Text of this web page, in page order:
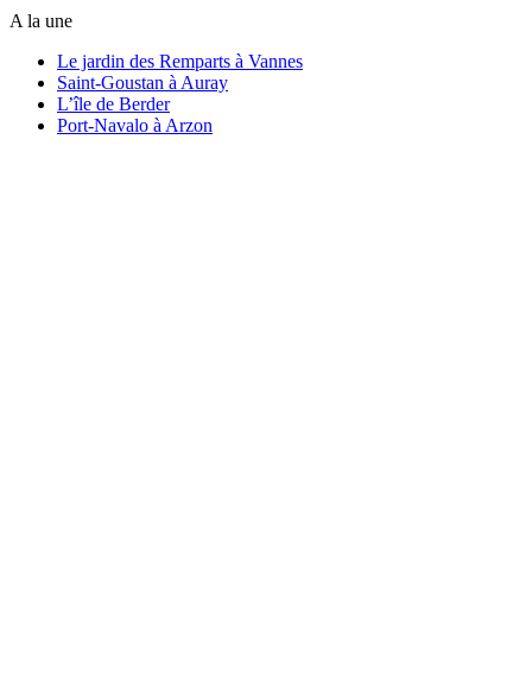
A la une
Le jardin des Remparts à Vannes
Saint-Goustan à Auray
L’île de Berder
Port-Navalo à Arzon